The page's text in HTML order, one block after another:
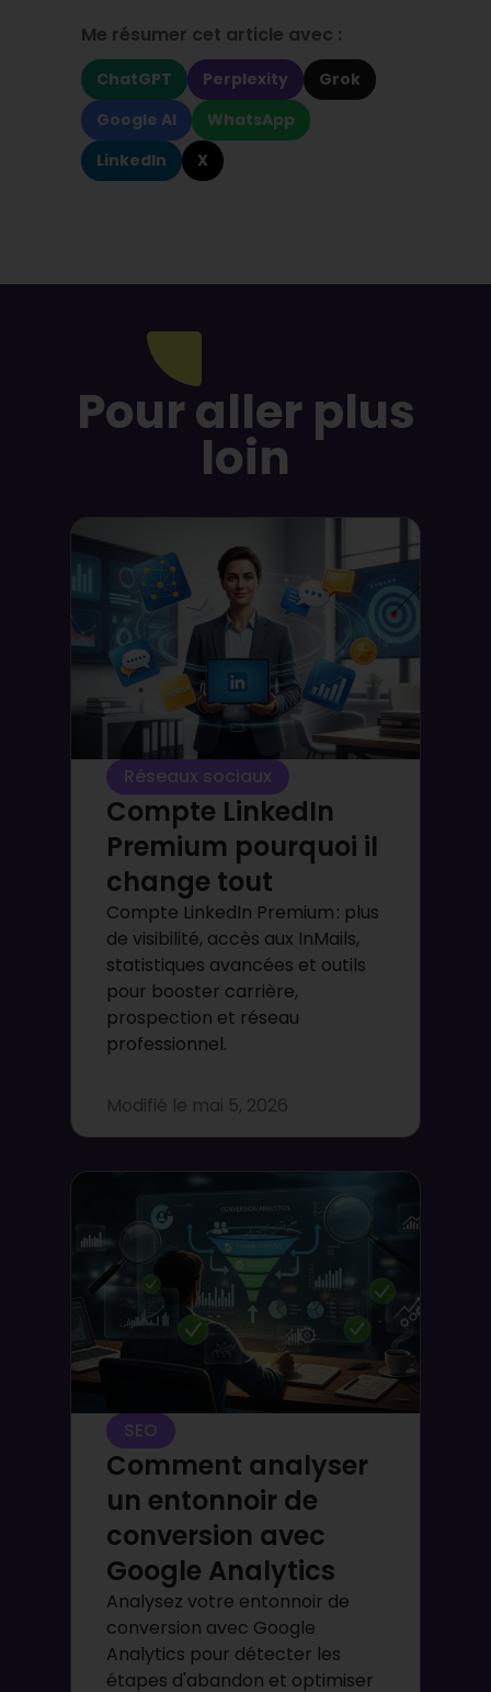
Me résumer cet article avec :
ChatGPT Perplexity
Grok
Google AI
WhatsApp
LinkedIn
X
Pour aller plus
loin
Réseaux sociaux
Compte LinkedIn
Premium pourquoi il
change tout
Compte LinkedIn Premium : plus
de visibilité, accès aux InMails,
statistiques avancées et outils
pour booster carrière,
prospection et réseau
professionnel.
Modifié le mai 5, 2026
SEO
Comment analyser
un entonnoir de
conversion avec
Google Analytics
Analysez votre entonnoir de
conversion avec Google
Analytics pour détecter les
étapes d'abandon et optimiser